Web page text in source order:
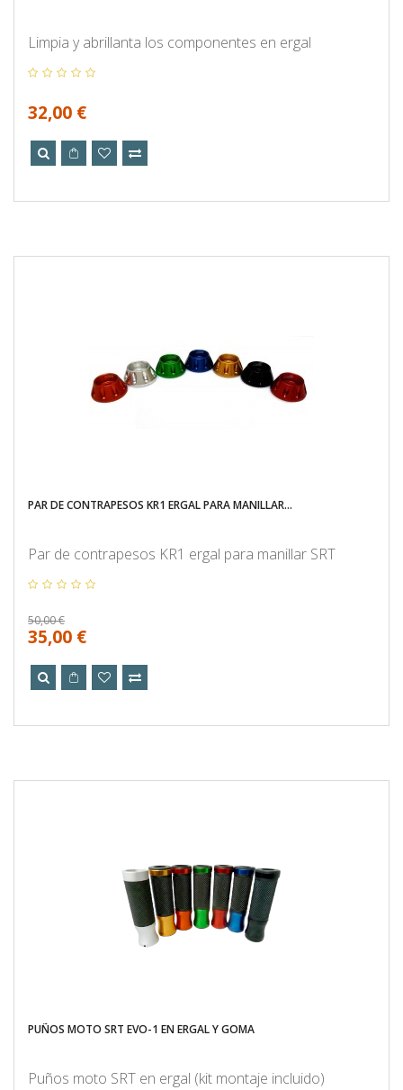
Limpia y abrillanta los componentes en ergal
32,00 €
PAR DE CONTRAPESOS KR1 ERGAL PARA MANILLAR...
Par de contrapesos KR1 ergal para manillar SRT
50,00 €
35,00 €
PUÑOS MOTO SRT EVO-1 EN ERGAL Y GOMA
Puños moto SRT en ergal (kit montaje incluido)